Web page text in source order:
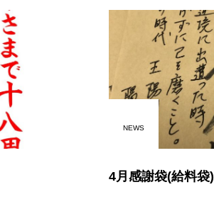
NEWS
4月感謝袋(給料袋)